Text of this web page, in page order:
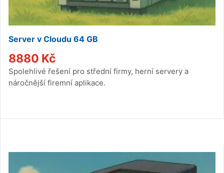
Server v Cloudu 64 GB
8880 Kč
Spolehlivé řešení pro střední firmy, herní servery a
náročnější firemní aplikace.